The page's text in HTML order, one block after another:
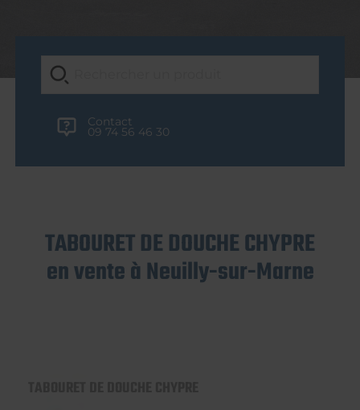
Contact
09 74 56 46 30
TABOURET DE DOUCHE CHYPRE
en vente à Neuilly-sur-Marne